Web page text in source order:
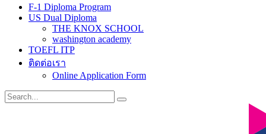
F-1 Diploma Program
US Dual Diploma
THE KNOX SCHOOL
washington academy
TOEFL ITP
ติดต่อเรา
Online Application Form